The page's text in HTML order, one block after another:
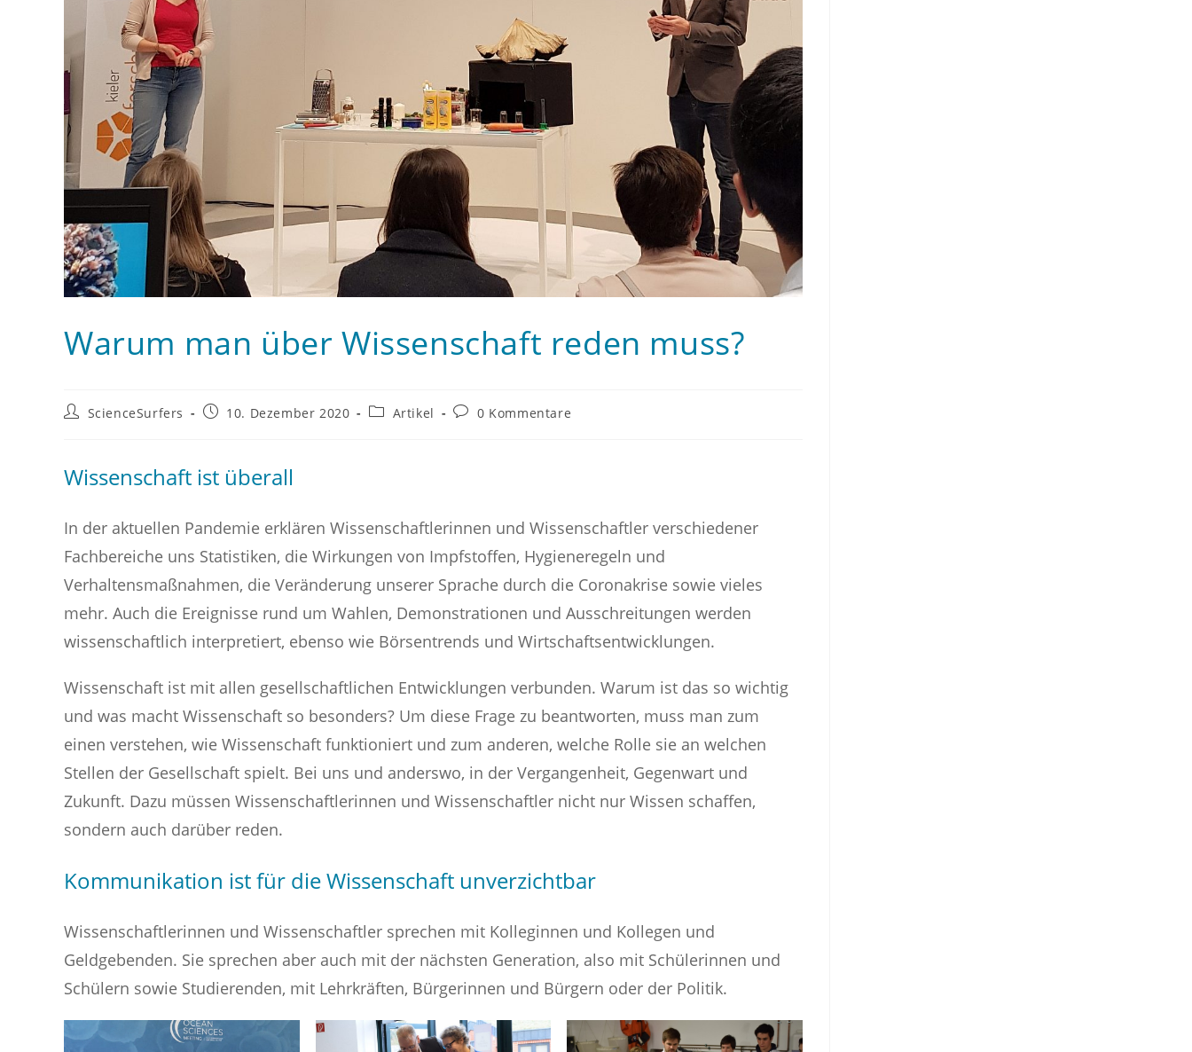
Warum man über Wissenschaft reden muss?
Beitrags-
ScienceSurfers
Beitrag10. Dezember 2020
Beitrags-
Artikel
Beitrags-
0 Kommentare
Wissenschaft ist überall
In der aktuellen Pandemie erklären Wissenschaftlerinnen und Wissenschaftler verschiedener
Fachbereiche uns Statistiken, die Wirkungen von Impfstoffen, Hygieneregeln und
Verhaltensmaßnahmen, die Veränderung unserer Sprache durch die Coronakrise sowie vieles
mehr. Auch die Ereignisse rund um Wahlen, Demonstrationen und Ausschreitungen werden
wissenschaftlich interpretiert, ebenso wie Börsentrends und Wirtschaftsentwicklungen.
Wissenschaft ist mit allen gesellschaftlichen Entwicklungen verbunden. Warum ist das so wichtig
und was macht Wissenschaft so besonders? Um diese Frage zu beantworten, muss man zum
einen verstehen, wie Wissenschaft funktioniert und zum anderen, welche Rolle sie an welchen
Stellen der Gesellschaft spielt. Bei uns und anderswo, in der Vergangenheit, Gegenwart und
Zukunft. Dazu müssen Wissenschaftlerinnen und Wissenschaftler nicht nur Wissen schaffen,
sondern auch darüber reden.
Kommunikation ist für die Wissenschaft unverzichtbar
Wissenschaftlerinnen und Wissenschaftler sprechen mit Kolleginnen und Kollegen und
Geldgebenden. Sie sprechen aber auch mit der nächsten Generation, also mit Schülerinnen und
Schülern sowie Studierenden, mit Lehrkräften, Bürgerinnen und Bürgern oder der Politik.